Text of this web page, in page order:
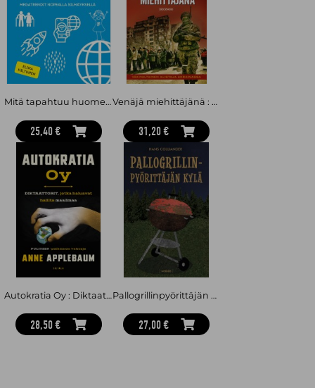
Mitä tapahtuu huomenna? – Megatrendit nopealla silmäyksellä
25,40 €
Venäjä miehittäjänä : Väkivaltainen alistaja Ukrainassa
31,20 €
Autokratia Oy : Diktaattorit, jotka haluavat hallita maailmaa
28,50 €
Pallogrillinpyörittäjän kylä : matkalla maaseudulla
27,00 €